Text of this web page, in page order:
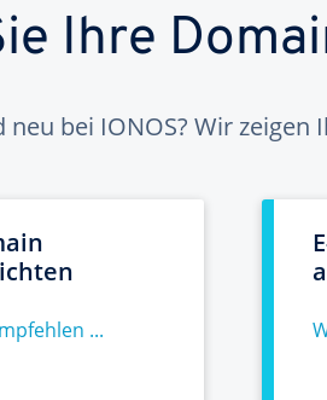
Ihre
neu bei IONOS? Wir
...